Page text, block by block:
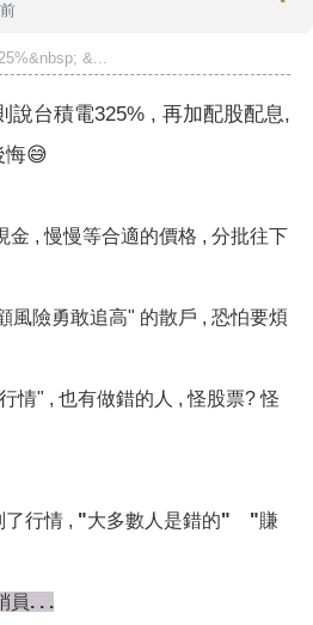
&...
說台積電325% , 再加配股配息,
悔😅
, 慢慢等合適的價格 , 分批往下
險勇敢追高" 的散戶 , 恐怕要煩
情" , 也有做錯的人 , 怪股票? 怪
了行情 , "大多數人是錯的" "賺
員. . .